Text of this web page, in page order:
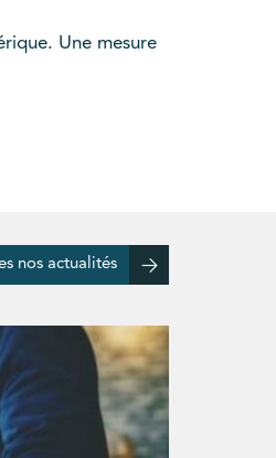
Une mesure
nos actualités